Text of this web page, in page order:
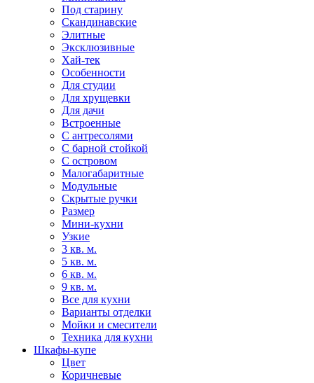
Под старину
Скандинавские
Элитные
Эксклюзивные
Хай-тек
Особенности
Для студии
Для хрущевки
Для дачи
Встроенные
С антресолями
С барной стойкой
С островом
Малогабаритные
Модульные
Скрытые ручки
Размер
Мини-кухни
Узкие
3 кв. м.
5 кв. м.
6 кв. м.
9 кв. м.
Все для кухни
Варианты отделки
Мойки и смесители
Техника для кухни
Шкафы-купе
Цвет
Коричневые